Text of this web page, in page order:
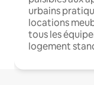
urbains
locations
tous les
logement